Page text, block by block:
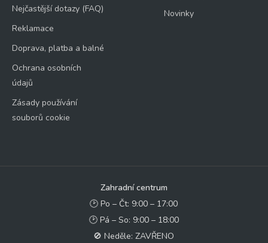
Nejčastější dotazy (FAQ)
Reklamace
Doprava, platba a balné
Ochrana osobních
údajů
Zásady používání
souborů cookie
Novinky
Zahradní centrum
🕑 Po – Čt: 9:00 – 17:00
🕑 Pá – So: 9:00 – 18:00
🚫 Neděle: ZAVŘENO